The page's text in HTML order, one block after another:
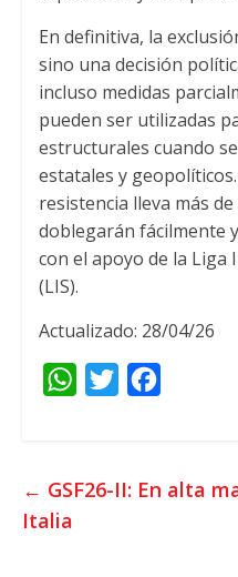
En definitiva, la
sino una decisión
incluso medidas
pueden ser utilizadas
estructurales cuando
estatales y
resistencia lleva más
doblegarán fácilmente
con el apoyo de la Liga
(LIS).
Actualizado: 28/04/26
W
t
t
← GSF26-II: En alta
Italia